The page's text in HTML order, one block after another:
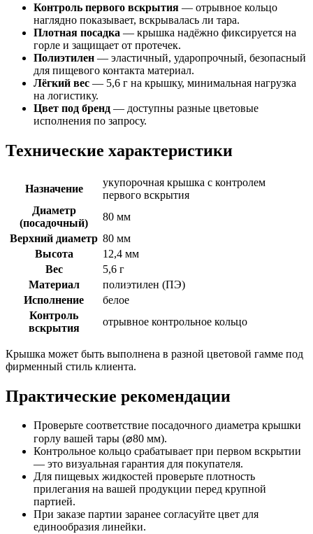
Контроль первого вскрытия — отрывное кольцо
наглядно показывает, вскрывалась ли тара.
Плотная посадка — крышка надёжно фиксируется на
горле и защищает от протечек.
Полиэтилен — эластичный, ударопрочный, безопасный
для пищевого контакта материал.
Лёгкий вес — 5,6 г на крышку, минимальная нагрузка
на логистику.
Цвет под бренд — доступны разные цветовые
исполнения по запросу.
Технические характеристики
Назначение
укупорочная крышка с контролем
первого вскрытия
Диаметр
(посадочный)
80 мм
Верхний диаметр 80 мм
Высота
12,4 мм
Вес
5,6 г
Материал
полиэтилен (ПЭ)
Исполнение
белое
Контроль
вскрытия
отрывное контрольное кольцо
Крышка может быть выполнена в разной цветовой гамме под
фирменный стиль клиента.
Практические рекомендации
Проверьте соответствие посадочного диаметра крышки
горлу вашей тары (⌀80 мм).
Контрольное кольцо срабатывает при первом вскрытии
— это визуальная гарантия для покупателя.
Для пищевых жидкостей проверьте плотность
прилегания на вашей продукции перед крупной
партией.
При заказе партии заранее согласуйте цвет для
единообразия линейки.